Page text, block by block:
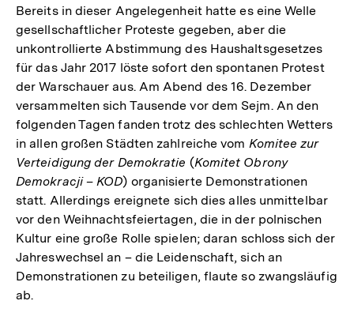
Bereits in dieser Angelegenheit hatte es eine Welle
gesellschaftlicher Proteste gegeben, aber die
unkontrollierte Abstimmung des Haushaltsgesetzes
für das Jahr 2017 löste sofort den spontanen Protest
der Warschauer aus. Am Abend des 16. Dezember
versammelten sich Tausende vor dem Sejm. An den
folgenden Tagen fanden trotz des schlechten Wetters
in allen großen Städten zahlreiche vom Komitee zur
Verteidigung der Demokratie (Komitet Obrony
Demokracji – KOD) organisierte Demonstrationen
statt. Allerdings ereignete sich dies alles unmittelbar
vor den Weihnachtsfeiertagen, die in der polnischen
Kultur eine große Rolle spielen; daran schloss sich der
Jahreswechsel an – die Leidenschaft, sich an
Demonstrationen zu beteiligen, flaute so zwangsläufig
ab.